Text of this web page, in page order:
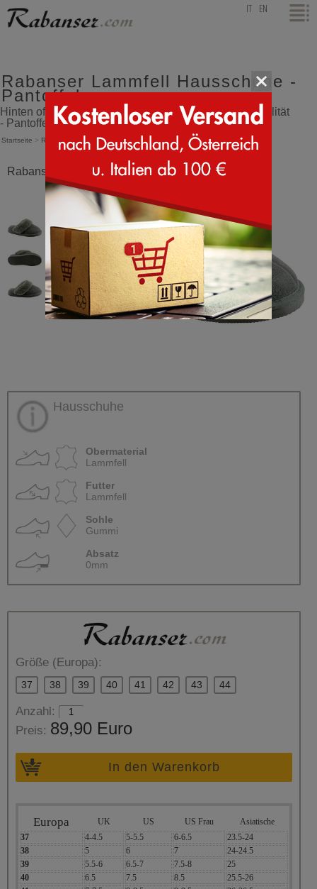
top EN
Rabanser Lammfell Hausschuhe -
Pantoffel
Hinten offene Lammfell Hausschuhe in sehr guter Qualität
- Pantoffel
Startseite > Rabanser > Lammfell Hausschuhe
Rabanser Lammfell Hausschuhe Anthrazit
Hausschuhe
Obermaterial
Lammfell
Futter
Lammfell
Sohle
Gummi
Absatz
0mm
Größe (Europa):
37 38 39 40 41 42 43 44
Anzahl:
Preis: 89,90 Euro
In den Warenkorb
Europa UK US US Frau
Asiatische
37
4-4.5 5-5.5 6-6.5
23.5-24
38
5 6 7
24-24.5
39
5.5-6 6.5-7 7.5-8
25
40
6.5 7.5 8.5
25.5-26